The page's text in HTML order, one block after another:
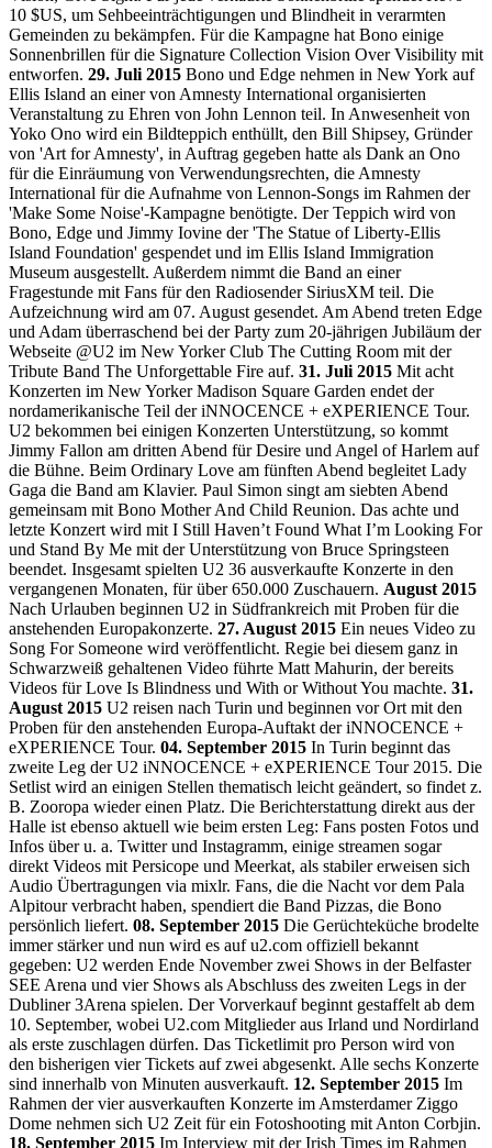
10 $US, um Sehbeeinträchtigungen und Blindheit in verarmten
Gemeinden zu bekämpfen. Für die Kampagne hat Bono einige
Sonnenbrillen für die Signature Collection Vision Over Visibility mit
entworfen. 29. Juli 2015 Bono und Edge nehmen in New York auf
Ellis Island an einer von Amnesty International organisierten
Veranstaltung zu Ehren von John Lennon teil. In Anwesenheit von
Yoko Ono wird ein Bildteppich enthüllt, den Bill Shipsey, Gründer
von 'Art for Amnesty', in Auftrag gegeben hatte als Dank an Ono
für die Einräumung von Verwendungsrechten, die Amnesty
International für die Aufnahme von Lennon-Songs im Rahmen der
'Make Some Noise'-Kampagne benötigte. Der Teppich wird von
Bono, Edge und Jimmy Iovine der 'The Statue of Liberty-Ellis
Island Foundation' gespendet und im Ellis Island Immigration
Museum ausgestellt. Außerdem nimmt die Band an einer
Fragestunde mit Fans für den Radiosender SiriusXM teil. Die
Aufzeichnung wird am 07. August gesendet. Am Abend treten Edge
und Adam überraschend bei der Party zum 20-jährigen Jubiläum der
Webseite @U2 im New Yorker Club The Cutting Room mit der
Tribute Band The Unforgettable Fire auf. 31. Juli 2015 Mit acht
Konzerten im New Yorker Madison Square Garden endet der
nordamerikanische Teil der iNNOCENCE + eXPERIENCE Tour.
U2 bekommen bei einigen Konzerten Unterstützung, so kommt
Jimmy Fallon am dritten Abend für Desire und Angel of Harlem auf
die Bühne. Beim Ordinary Love am fünften Abend begleitet Lady
Gaga die Band am Klavier. Paul Simon singt am siebten Abend
gemeinsam mit Bono Mother And Child Reunion. Das achte und
letzte Konzert wird mit I Still Haven’t Found What I’m Looking For
und Stand By Me mit der Unterstützung von Bruce Springsteen
beendet. Insgesamt spielten U2 36 ausverkaufte Konzerte in den
vergangenen Monaten, für über 650.000 Zuschauern. August 2015
Nach Urlauben beginnen U2 in Südfrankreich mit Proben für die
anstehenden Europakonzerte. 27. August 2015 Ein neues Video zu
Song For Someone wird veröffentlicht. Regie bei diesem ganz in
Schwarzweiß gehaltenen Video führte Matt Mahurin, der bereits
Videos für Love Is Blindness und With or Without You machte. 31.
August 2015 U2 reisen nach Turin und beginnen vor Ort mit den
Proben für den anstehenden Europa-Auftakt der iNNOCENCE +
eXPERIENCE Tour. 04. September 2015 In Turin beginnt das
zweite Leg der U2 iNNOCENCE + eXPERIENCE Tour 2015. Die
Setlist wird an einigen Stellen thematisch leicht geändert, so findet z.
B. Zooropa wieder einen Platz. Die Berichterstattung direkt aus der
Halle ist ebenso aktuell wie beim ersten Leg: Fans posten Fotos und
Infos über u. a. Twitter und Instagramm, einige streamen sogar
direkt Videos mit Persicope und Meerkat, als stabiler erweisen sich
Audio Übertragungen via mixlr. Fans, die die Nacht vor dem Pala
Alpitour verbracht haben, spendiert die Band Pizzas, die Bono
persönlich liefert. 08. September 2015 Die Gerüchteküche brodelte
immer stärker und nun wird es auf u2.com offiziell bekannt
gegeben: U2 werden Ende November zwei Shows in der Belfaster
SEE Arena und vier Shows als Abschluss des zweiten Legs in der
Dubliner 3Arena spielen. Der Vorverkauf beginnt gestaffelt ab dem
10. September, wobei U2.com Mitglieder aus Irland und Nordirland
als erste zuschlagen dürfen. Das Ticketlimit pro Person wird von
den bisherigen vier Tickets auf zwei abgesenkt. Alle sechs Konzerte
sind innerhalb von Minuten ausverkauft. 12. September 2015 Im
Rahmen der vier ausverkauften Konzerte im Amsterdamer Ziggo
Dome nehmen sich U2 Zeit für ein Fotoshooting mit Anton Corbjin.
18. September 2015 Im Interview mit der Irish Times im Rahmen